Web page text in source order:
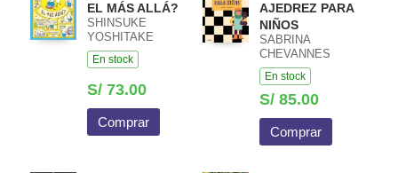
EL MÁS ALLÁ?
SHINSUKE
YOSHITAKE
En stock
S/ 73.00
Comprar
AJEDREZ PARA
NIÑOS
SABRINA
CHEVANNES
En stock
S/ 85.00
Comprar